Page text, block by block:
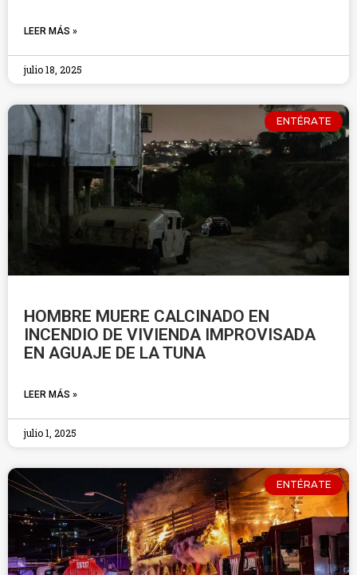
LEER MÁS »
julio 18, 2025
ENTÉRATE
HOMBRE MUERE CALCINADO EN
INCENDIO DE VIVIENDA IMPROVISADA
EN AGUAJE DE LA TUNA
LEER MÁS »
julio 1, 2025
ENTÉRATE